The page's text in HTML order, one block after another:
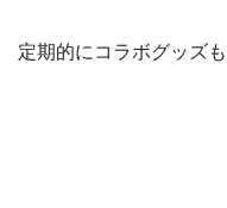
定期的にコラボグッズ